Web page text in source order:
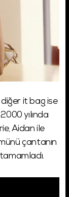
it bag ise
yılında
Aidan ile
çantanın